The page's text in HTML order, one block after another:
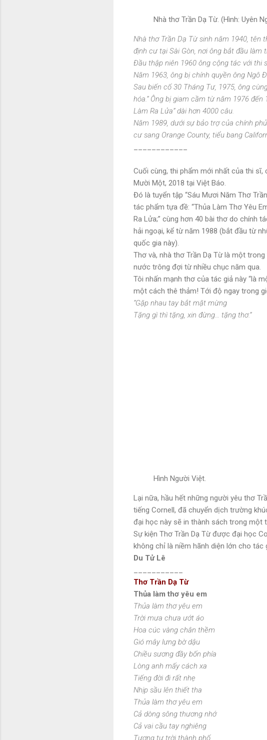
Nhà thơ Trần Dạ Từ. (Hình: Uyên
Nhà thơ Trần Dạ Từ sinh năm 1940, tên
định cư tại Sài Gòn, nơi ông bắt đầu
Đầu thập niên 1960 ông cộng tác với thi
Năm 1963, ông bị chính quyền ông Ngô
Sau biến cố 30 Tháng Tư, 1975, ông
hóa.” Ông bị giam cầm từ năm 1976
Làm Ra Lửa” dài hơn 4000 câu.
Năm 1989, dưới sự bảo trợ của chính
cư sang Orange County, tiểu bang
Cuối cùng, thi phẩm mới nhất của thi sĩ,
Mười Một, 2018 tại Việt Báo.
Đó là tuyển tập “Sáu Mươi Năm Thơ
tác phẩm tựa đề: “Thủa Làm Thơ Yêu
Ra Lửa;” cùng hơn 40 bài thơ do chính
hải ngoại, kể từ năm 1988 (bắt đầu từ
quốc gia này).
Thơ và, nhà thơ Trần Dạ Từ là một
nước trông đợi từ nhiều chục năm qua.
Tôi nhấn mạnh thơ của tác giả này “là
một cách thê thảm! Tới độ ngay trong
“Gặp nhau tay bắt mặt mừng
Tặng gì thì tặng, xin đừng… tặng thơ.”
Hình Người Việt.
Lại nữa, hầu hết những người yêu thơ
tiếng Cornell, đã chuyển dịch trường
đại học này sẽ in thành sách trong một
Sự kiện Thơ Trần Dạ Từ được đại học
không chỉ là niềm hãnh diện lớn cho
Du Tử Lê
Thơ Trần Dạ Từ
Thủa làm thơ yêu em
Thủa làm thơ yêu em
Trời mưa chưa ướt áo
Hoa cúc vàng chân thềm
Gió mây lưng bờ dậu
Chiều sương đầy bốn phía
Lòng anh mấy cách xa
Tiếng đời đi rất nhẹ
Nhịp sầu lên thiết tha
Thủa làm thơ yêu em
Cả dòng sông thương nhớ
Cả vai cầu tay nghiêng
Tương tư trời thành phố